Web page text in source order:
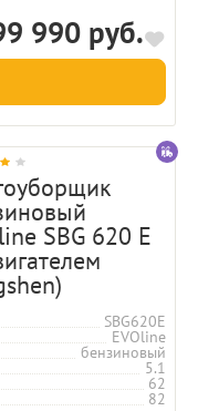
990 руб.
SBG 620 E
SBG620E
EVOline
бензиновый
5.1
62
82